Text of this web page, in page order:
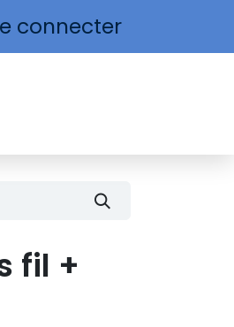
connecter
fil +